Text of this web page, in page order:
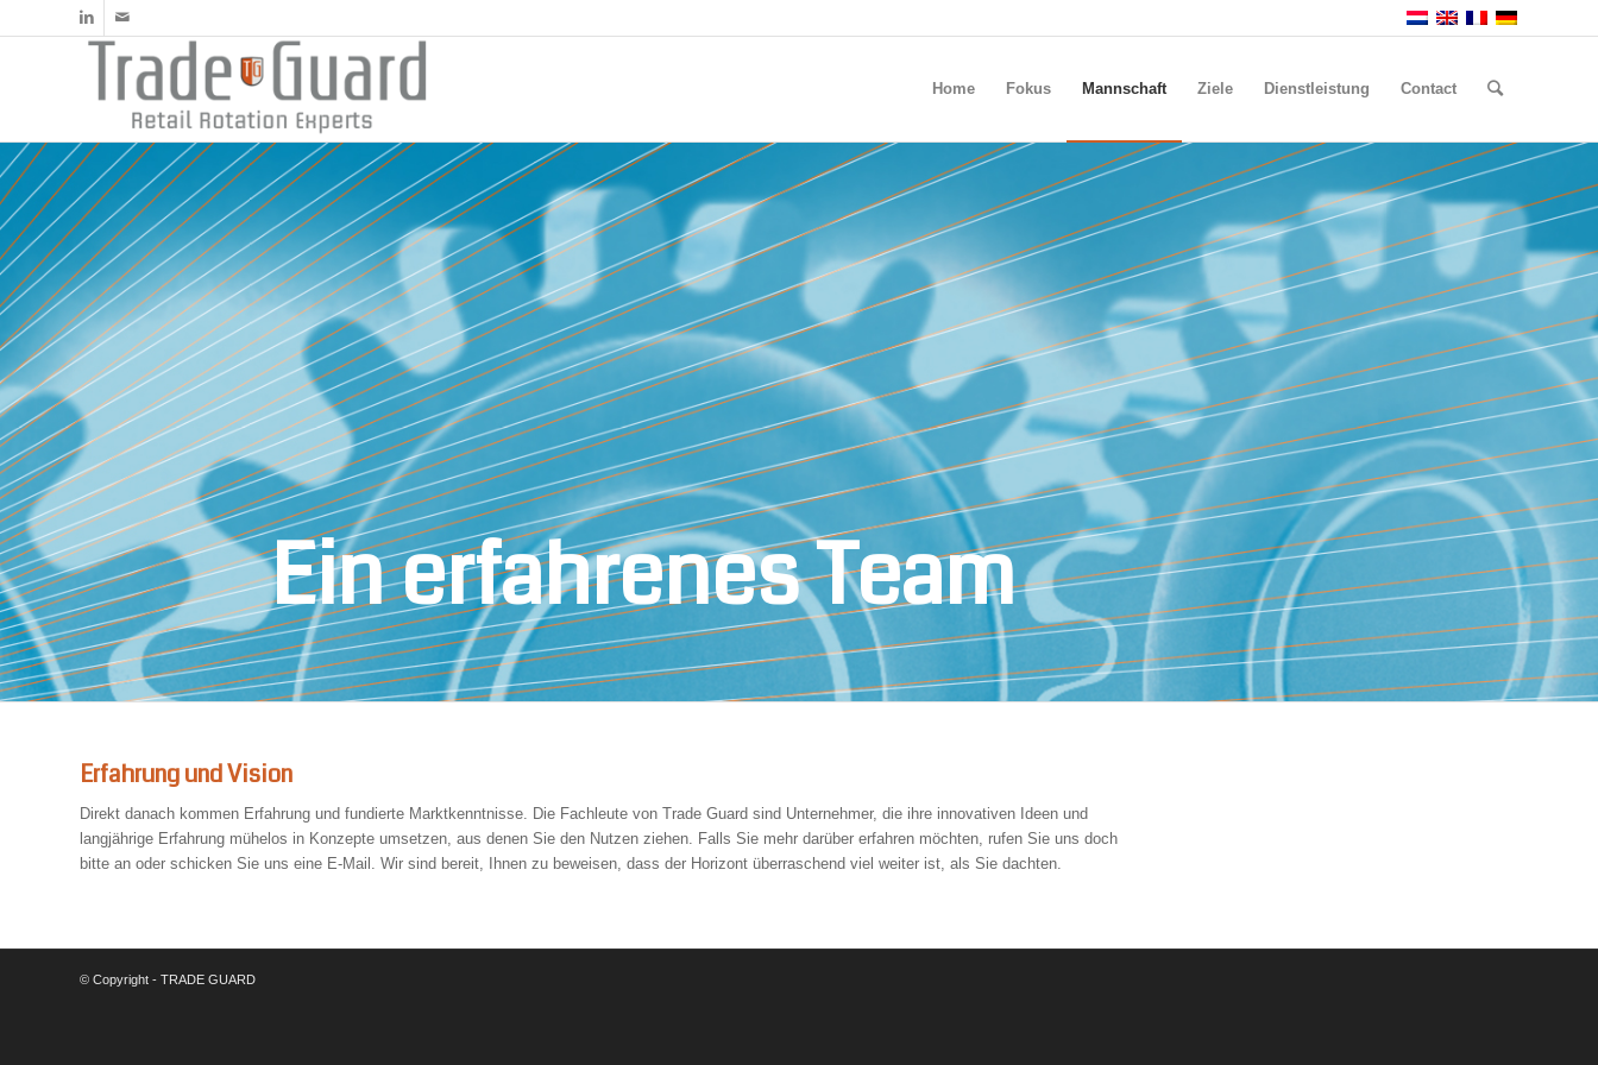
Home Fokus Mannschaft Ziele Dienstleistung Contact
Ein erfahrenes Team
Erfahrung und Vision
Direkt danach kommen Erfahrung und fundierte Marktkenntnisse. Die Fachleute von Trade Guard sind Unternehmer, die ihre innovativen Ideen und
langjährige Erfahrung mühelos in Konzepte umsetzen, aus denen Sie den Nutzen ziehen. Falls Sie mehr darüber erfahren möchten, rufen Sie uns doch
bitte an oder schicken Sie uns eine E-Mail. Wir sind bereit, Ihnen zu beweisen, dass der Horizont überraschend viel weiter ist, als Sie dachten.
© Copyright - TRADE GUARD